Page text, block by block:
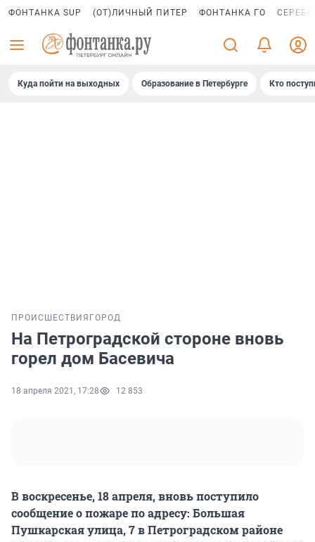
ФОНТАНКА SUP (ОТ)ЛИЧНЫЙ ПИТЕР ФОНТАНКА ГО
Куда пойти на выходных Образование в Петербурге Кто
ПРОИСШЕСТВИЯ ГОРОД
На Петроградской стороне вновь
горел дом Басевича
18 апреля 2021, 17:28 12 853
В воскресенье, 18 апреля, вновь поступило
сообщение о пожаре по адресу: Большая
Пушкарская улица, 7 в Петроградском районе